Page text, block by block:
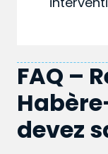
FAQ –
devez